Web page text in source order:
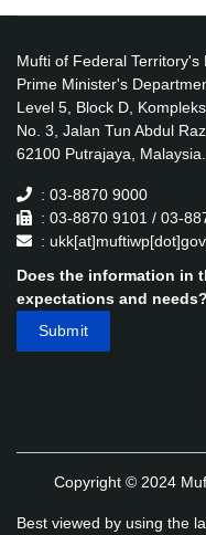
Mufti of Federal Territory's
Prime Minister's
Level 5, Block D,
No. 3, Jalan Tun Abdul
62100 Putrajaya, Malaysia.
: 03-8870 9000
: 03-8870 9101 / 03-
:
Does the information in
expectations and needs?
Copyright © 2024
Best viewed by using the